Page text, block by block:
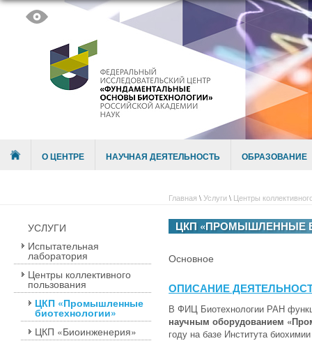
Menu О ЦЕНТРЕ НАУЧНАЯ ДЕЯТЕЛЬНОСТЬ ОБРАЗОВАНИЕ
Главная \Услуги\ Центры
УСЛУГИ
Испытательная
лаборатория
Центры коллективного
пользования
ЦКП «Промышленные
биотехнологии»
ЦКП «Биоинженерия»
ЦКП «ПРОМЫШЛЕННЫЕ
Основное
ОПИСАНИЕ
В ФИЦ Биотехнологии РАН
научным оборудованием
году на базе Института